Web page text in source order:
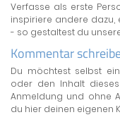
Verfasse als erste
inspiriere andere
- so gestaltest du
Kommentar
Du möchtest selbst
oder den Inhalt
Anmeldung und ohne
du hier deinen eigenen